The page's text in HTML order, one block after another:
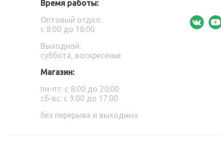
Время работы:
Оптовый отдел:
с 8:00 до 18:00
Выходной:
суббота, воскресенье
Магазин:
пн-пт: с 8:00 до 20:00
сб-вс: с 9:00 до 17:00
без перерыва и выходных